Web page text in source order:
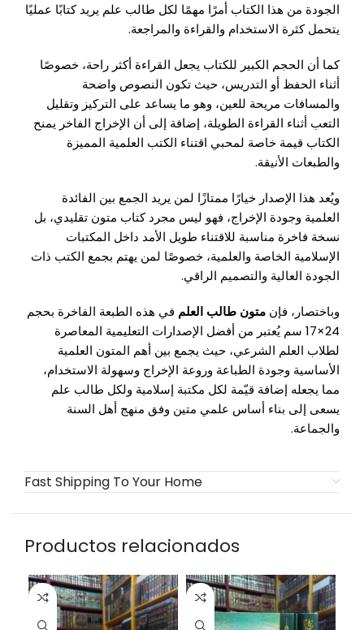
الجودة من هذا الكتاب أمرًا مهمًا لكل طالب علم يريد كتابًا عمليًا
يتحمل كثرة الاستخدام والقراءة والمراجعة.
كما أن الحجم الكبير للكتاب يجعل القراءة أكثر راحة، خصوصًا
أثناء الحفظ أو التدريس، حيث تكون النصوص واضحة
والمسافات مريحة للعين، وهو ما يساعد على التركيز وتقليل
التعب أثناء القراءة الطويلة، إضافة إلى أن الإخراج الفاخر يمنح
الكتاب قيمة خاصة لمحبي اقتناء الكتب العلمية المميزة
والطبعات الأنيقة.
ويُعد هذا الإصدار خيارًا ممتازًا لمن يريد الجمع بين الفائدة
العلمية وجودة الإخراج، فهو ليس مجرد كتاب متون تقليدي، بل
نسخة فاخرة مناسبة للاقتناء طويل الأمد داخل المكتبات
الإسلامية الخاصة والعلمية، خصوصًا لمن يهتم بجمع الكتب ذات
الجودة العالية والتصميم الراقي.
وباختصار، فإن متون طالب العلم في هذه الطبعة الفاخرة بحجم
24×17 سم يُعتبر من أفضل الإصدارات التعليمية المعاصرة
لطلاب العلم الشرعي، حيث يجمع بين أهم المتون العلمية
الأساسية وجودة الطباعة وروعة الإخراج وسهولة الاستخدام،
مما يجعله إضافة قيّمة لكل مكتبة إسلامية ولكل طالب علم
يسعى إلى بناء أساس علمي متين وفق منهج أهل السنة
والجماعة.
Fast Shipping To Your Home
Productos relacionados